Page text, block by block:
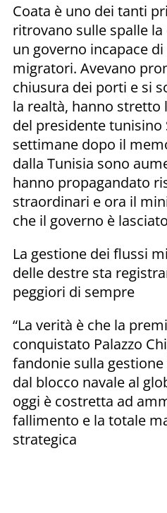
Coata è uno dei tanti
ritrovano sulle spalle
un governo incapace
migratori. Avevano
chiusura dei porti e si
la realtà, hanno stretto
del presidente tunisino
settimane dopo il
dalla Tunisia sono
hanno propagandato
straordinari e ora il
che il governo è
La gestione dei flussi
delle destre sta
peggiori di sempre
“La verità è che la
conquistato Palazzo
fandonie sulla gestione
dal blocco navale al
oggi è costretta ad
fallimento e la totale
strategica